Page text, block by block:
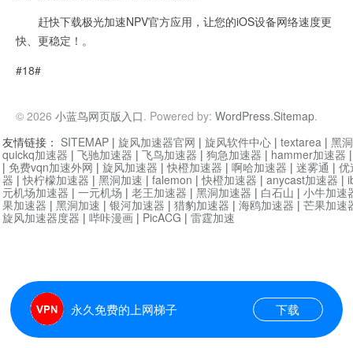
赶快下载极光加速NPV官方应用，让您的iOS设备网络速度更
快、更稳定！。
#18#
© 2026 小蓝鸟网页版入口. Powered by: WordPress.Sitemap.
永久免费的上网梯子 下载
友情链接： SITEMAP | 旋风加速器官网 | 旋风软件中心 | textarea | 黑
quickq加速器 | 飞驰加速器 | 飞鸟加速器 | 狗急加速器 | hammer加速器
| 免费vqn加速外网 | 旋风加速器 |快橙加速器 | 啊哈加速器 | 迷雾通 | 优
器 |快柠檬加速器 | 黑洞加速 | falemon |快橙加速器 | anycast加速器 |
元机场加速器 | 一元机场 | 老王加速器 | 黑洞加速器 | 白石山 | 小牛加速
果加速器 | 黑洞加速 | 银河加速器 | 猎豹加速器 | 海鸥加速器 | 芒果加速
旋风加速器度器 | 哔咔漫画 | PicACG | 雷霆加速